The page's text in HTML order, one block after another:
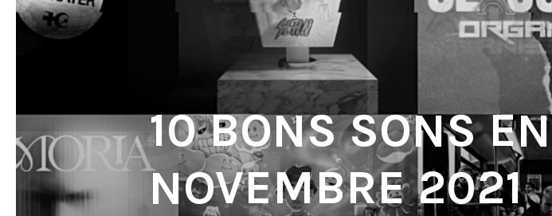
10 BONS SONS EN
NOVEMBRE 2021